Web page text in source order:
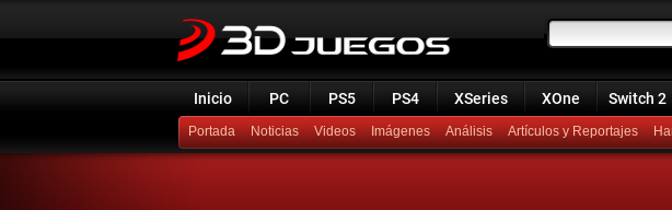
Inicio PC PS5 PS4 XSeries XOne Switch 2
Portada Noticias Videos Imágenes Análisis Artículos y Reportajes